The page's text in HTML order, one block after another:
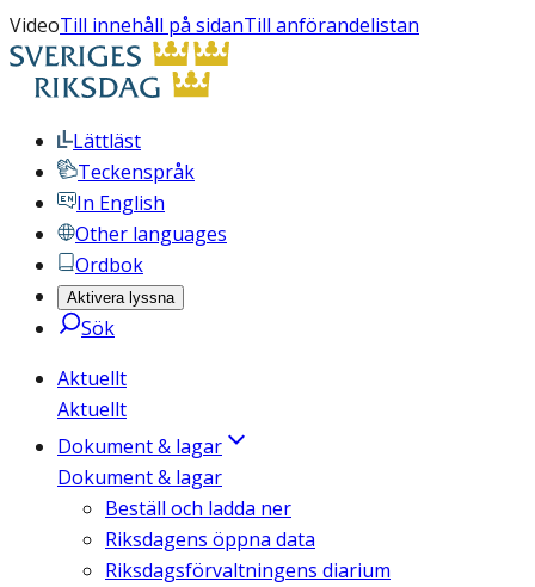
VideoTill innehåll på sidanTill anförandelistan
Lättläst
Teckenspråk
In English
Other languages
Ordbok
Aktivera lyssna
Sök
Aktuellt
Aktuellt
Dokument & lagar
Dokument & lagar
Beställ och ladda ner
Riksdagens öppna data
Riksdagsförvaltningens diarium